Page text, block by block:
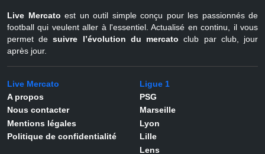
Live Mercato est un outil simple conçu pour les passionnés de
football qui veulent aller à l'essentiel. Actualisé en continu, il vous
permet desuivre l’évolution du mercato club par club, jour
après jour.
Live Mercato
A propos
Nous contacter
Mentions légales
Politique de confidentialité
Ligue 1
PSG
Marseille
Lyon
Lille
Lens